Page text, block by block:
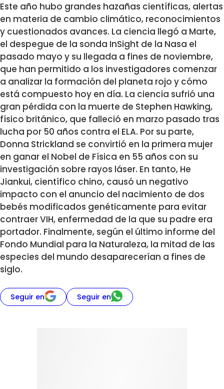
Este año hubo grandes hazañas científicas, alertas
en materia de cambio climático, reconocimientos
y cuestionados avances. La ciencia llegó a Marte,
el despegue de la sonda InSight de la Nasa el
pasado mayo y su llegada a fines de noviembre,
que han permitido a los investigadores comenzar
a analizar la formación del planeta rojo y cómo
está compuesto hoy en día. La ciencia sufrió una
gran pérdida con la muerte de Stephen Hawking,
físico británico, que falleció en marzo pasado tras
lucha por 50 años contra el ELA. Por su parte,
Donna Strickland se convirtió en la primera mujer
en ganar el Nobel de Física en 55 años con su
investigación sobre rayos láser. En tanto, He
Jiankui, científico chino, causó un negativo
impacto con el anuncio del nacimiento de dos
bebés modificados genéticamente para evitar
contraer VIH, enfermedad de la que su padre era
portador. Finalmente, según el último informe del
Fondo Mundial para la Naturaleza, la mitad de las
especies del mundo desaparecerían a fines de
siglo.
Seguir en Seguir en